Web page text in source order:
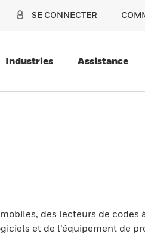
SE CONNECTER
Industries Assistance
des lecteurs de codes
et de l’équipement de